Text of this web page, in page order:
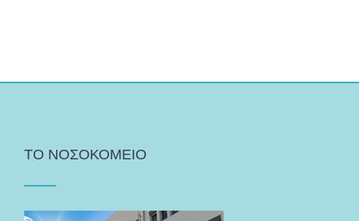
ΤΟ ΝΟΣΟΚΟΜΕΙΟ